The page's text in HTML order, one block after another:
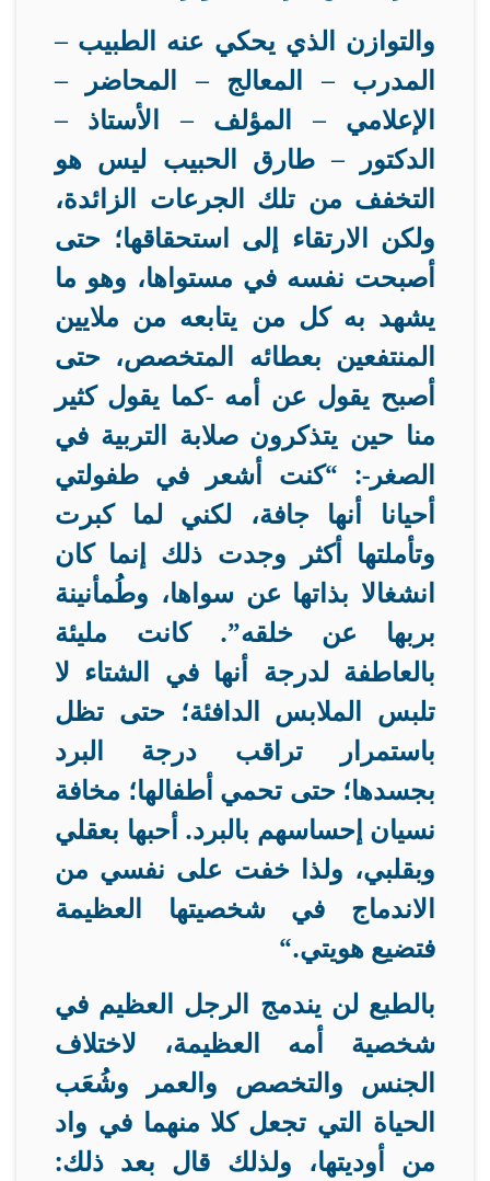
والتوازن الذي يحكي عنه الطبيب –
المدرب – المعالج – المحاضر –
الإعلامي – المؤلف – الأستاذ –
الدكتور – طارق الحبيب ليس هو
التخفف من تلك الجرعات الزائدة،
ولكن الارتقاء إلى استحقاقها؛ حتى
أصبحت نفسه في مستواها، وهو ما
يشهد به كل من يتابعه من ملايين
المنتفعين بعطائه المتخصص، حتى
أصبح يقول عن أمه -كما يقول كثير
منا حين يتذكرون صلابة التربية في
الصغر-: “كنت أشعر في طفولتي
أحيانا أنها جافة، لكني لما كبرت
وتأملتها أكثر وجدت ذلك إنما كان
انشغالا بذاتها عن سواها، وطُمأنينة
بربها عن خلقه”. كانت مليئة
بالعاطفة لدرجة أنها في الشتاء لا
تلبس الملابس الدافئة؛ حتى تظل
باستمرار تراقب درجة البرد
بجسدها؛ حتى تحمي أطفالها؛ مخافة
نسيان إحساسهم بالبرد. أحبها بعقلي
وبقلبي، ولذا خفت على نفسي من
الاندماج في شخصيتها العظيمة
فتضيع هويتي“.
بالطبع لن يندمج الرجل العظيم في
شخصية أمه العظيمة، لاختلاف
الجنس والتخصص والعمر وشُعَب
الحياة التي تجعل كلا منهما في واد
من أوديتها، ولذلك قال بعد ذلك: